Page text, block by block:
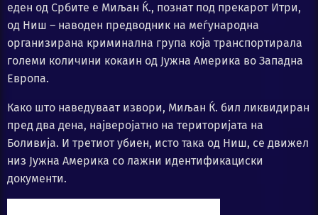
еден од Србите е Миљан Ќ., познат под прекарот Итри,
од Ниш – наводен предводник на меѓународна
организирана криминална група која транспортирала
големи количини кокаин од Јужна Америка во Западна
Европа.
Како што наведуваат извори, Миљан Ќ. бил ликвидиран
пред два дена, најверојатно на територијата на
Боливија. И третиот убиен, исто така од Ниш, се движел
низ Јужна Америка со лажни идентификациски
документи.